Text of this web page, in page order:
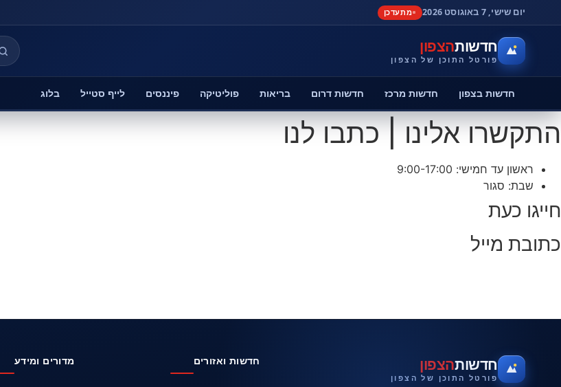
יום שישי, 7 באוגוסט 2026 מתעדכן
חדשותהצפון
פורטל התוכן של הצפון
חדשות בצפון חדשות מרכז חדשות דרום בריאות פוליטיקה פיננסים לייף סטייל בלוג
התקשרו אלינו | כתבו לנו
ראשון עד חמישי: 9:00-17:00
שבת: סגור
חייגו כעת
כתובת מייל
חדשותהצפון
פורטל התוכן של הצפון
חדשות ואזורים מדורים ומידע